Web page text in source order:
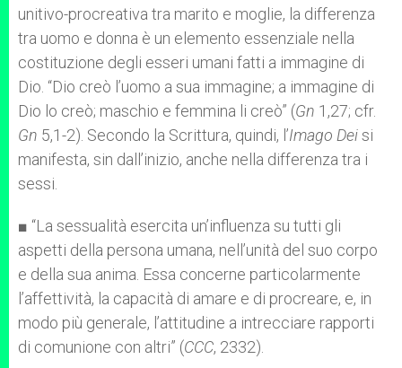
unitivo-procreativa tra marito e moglie, la differenza
tra uomo e donna è un elemento essenziale nella
costituzione degli esseri umani fatti a immagine di
Dio. “Dio creò l’uomo a sua immagine; a immagine di
Dio lo creò; maschio e femmina li creò” (Gn 1,27; cfr.
Gn 5,1-2). Secondo la Scrittura, quindi, l’Imago Deisi
manifesta, sin dall’inizio, anche nella differenza tra i
sessi.
■ “La sessualità esercita un’influenza su tutti gli
aspetti della persona umana, nell’unità del suo corpo
e della sua anima. Essa concerne particolarmente
l’affettività, la capacità di amare e di procreare, e, in
modo più generale, l’attitudine a intrecciare rapporti
di comunione con altri” (CCC, 2332).